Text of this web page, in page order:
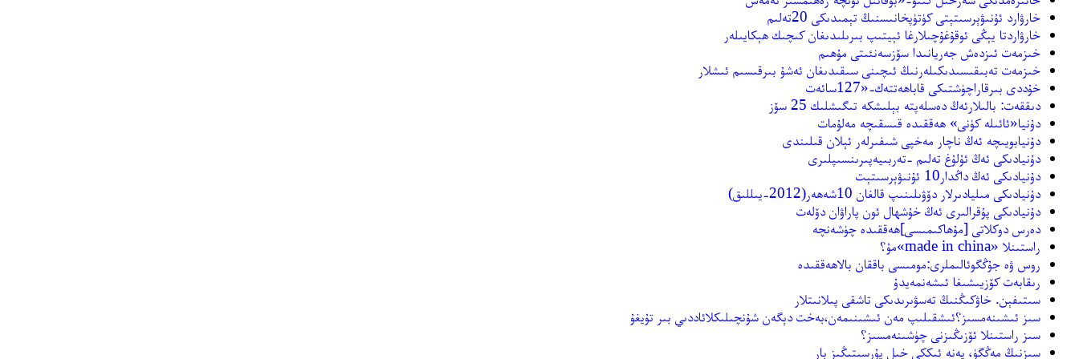
خارۋارد ئۇنىۋېرسىتېتى كۈتۈپخانىسنىڭ تېمىدىكى 20تەلىم
خارۋاردتا يېڭى ئوقۇغۇچىلارغا ئېيتىپ بىرىلىدىغان كىچىك ھېكايىلەر
خىزمەت ئىزدەش جەريانىدا سۆزسەنئىتى مۇھىم
خىزمەت تەبىقىسىدىكىلەرنىڭ ئىچىنى سىقىدىغان ئەشۇ بىرقىسىم ئىشلار
خۇددى بىرقاراچۈشتىكى قاباھەتتەك-«127سائەت
دىققەت: بالىلارئەڭ دەسلەپتە بېلىشكە تىگىشلىك 25 سۆز
دۇنيا«ئائىلە كۈنى» ھەققىدە قىسقىچە مەلۇمات
دۇنيابويىچە ئەڭ ناچار مەخپى شىفىرلەر ئېلان قىلىندى
دۇنيادىكى ئەڭ ئۇلۇغ تەلىم -تەربىيەپىرىنسىپلىرى
دۇنيادىكى ئەڭ داڭدار10 ئۇنىۋېرسىتېت
دۇنيادىكى مىليادىرلار دۆۋىلىنىپ قالغان 10شەھەر(2012-يىللىق)
دۇنيادىكى پۇقرالىرى ئەڭ خۇشھال ئون پاراۋان دۆلەت
دەرس دوكلاتى [مۇھاكىمىسى]ھەققىدە چۈشەنچە
راستىنلا «made in china»مۇ؟
روس ۋە جۇڭگوئالىملرى:مومىسى باققان بالاھەققىدە
رىقابەت كۆزيىشىغا ئىشەنمەيدۇ
سىتىفېن. خاۋكىڭنىڭ تەسۋىرىدىكى تاشقى پىلانىتلار
سىز ئىشىنەمسىز؟ئىشقىلىپ مەن ئىشىنىمەن،بەخت دېگەن شۇنچىلىكلائاددىي بىر تۇيغۇ
سىز راستىنلا ئۆزىڭىزنى چۈشىنەمسىز؟
سىزنىڭ مەڭگۈ، يەنە ئىككى خىل پۇرسىتىڭىز بار